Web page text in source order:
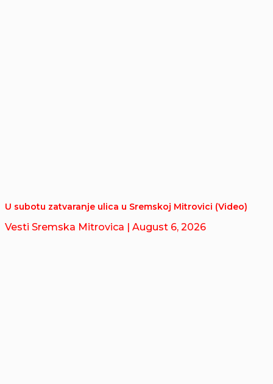
U subotu zatvaranje ulica u Sremskoj Mitrovici (Video)
Vesti Sremska Mitrovica | August 6, 2026